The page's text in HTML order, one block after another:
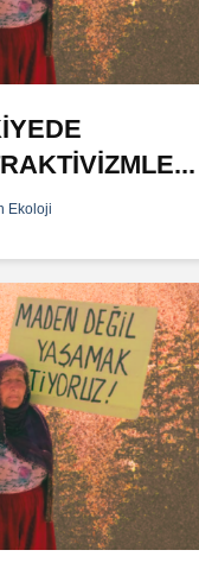
Ekoloji